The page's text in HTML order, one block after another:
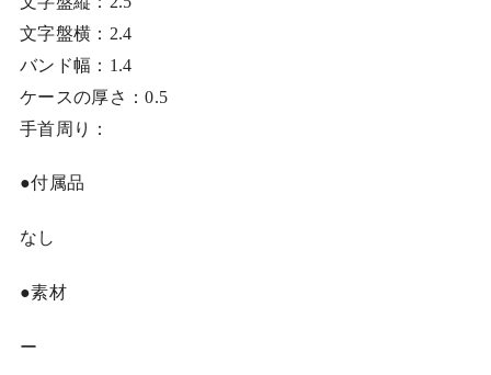
文字盤横：2.4
バンド幅：1.4
ケースの厚さ：0.5
手首周り：
●付属品
なし
●素材
ー